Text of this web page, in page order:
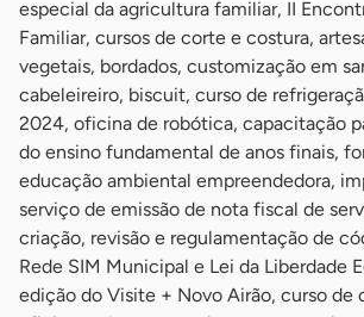
especial da agricultura familiar, II
Familiar, cursos de corte e costura,
vegetais, bordados, customização em
cabeleireiro, biscuit, curso de
2024, oficina de robótica, capacitação
do ensino fundamental de anos finais,
educação ambiental empreendedora,
serviço de emissão de nota fiscal de
criação, revisão e regulamentação de
Rede SIM Municipal e Lei da Liberdade
edição do Visite + Novo Airão, curso de